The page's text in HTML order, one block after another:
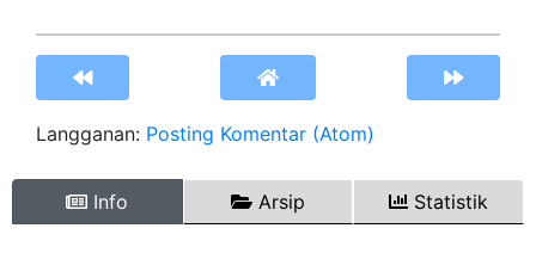
Langganan: Posting Komentar (Atom)
Info Arsip Statistik